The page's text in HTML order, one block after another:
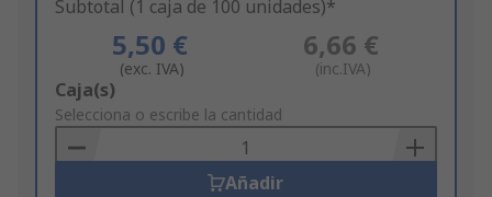
Subtotal (1 caja de 100 unidades)*
5,50 €
(exc. IVA)
6,66 €
(inc.IVA)
Add
to
Basket
Caja(s)
Selecciona o escribe la cantidad
Añadir